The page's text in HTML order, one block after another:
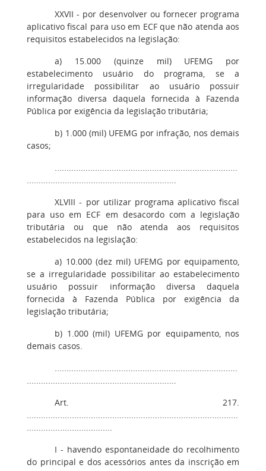
XXVII - por desenvolver ou fornecer programa
aplicativo fiscal para uso em ECF que não atenda aos
requisitos estabelecidos na legislação:
a) 15.000 (quinze mil) UFEMG por
estabelecimento usuário do programa, se a
irregularidade possibilitar ao usuário possuir
informação diversa daquela fornecida à Fazenda
Pública por exigência da legislação tributária;
b) 1.000 (mil) UFEMG por infração, nos demais
casos;
.............................................................................
...............................................................
XLVIII - por utilizar programa aplicativo fiscal
para uso em ECF em desacordo com a legislação
tributária ou que não atenda aos requisitos
estabelecidos na legislação:
a) 10.000 (dez mil) UFEMG por equipamento,
se a irregularidade possibilitar ao estabelecimento
usuário possuir informação diversa daquela
fornecida à Fazenda Pública por exigência da
legislação tributária;
b) 1.000 (mil) UFEMG por equipamento, nos
demais casos.
.............................................................................
...............................................................
Art. 217.
.........................................................................................
....................................
I - havendo espontaneidade do recolhimento
do principal e dos acessórios antes da inscrição em